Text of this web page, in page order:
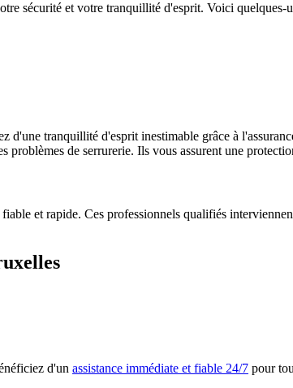
sécurité et votre tranquillité d'esprit. Voici quelques-
tranquillité d'esprit inestimable grâce à
problèmes de serrurerie. Ils vous assurent une
et rapide. Ces professionnels qualifiés
d'un assistance immédiate et fiable 24/7 pour